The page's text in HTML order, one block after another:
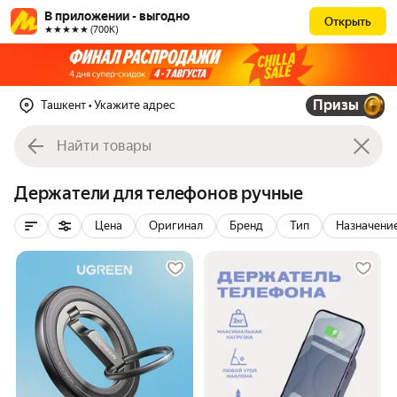
В приложении - выгодно
★★★★★ (700К)
Открыть
Ташкент • Укажите адрес Призы
Держатели для телефонов ручные
Цена Оригинал Бренд Тип